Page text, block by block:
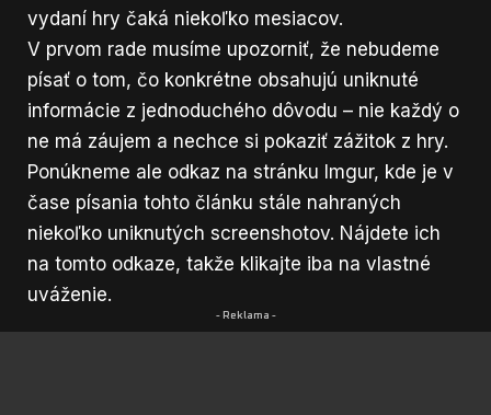
vydaní hry čaká niekoľko mesiacov.
V prvom rade musíme upozorniť, že nebudeme
písať o tom, čo konkrétne obsahujú uniknuté
informácie z jednoduchého dôvodu – nie každý o
ne má záujem a nechce si pokaziť zážitok z hry.
Ponúkneme ale odkaz na stránku Imgur, kde je v
čase písania tohto článku stále nahraných
niekoľko uniknutých screenshotov. Nájdete ich
na tomto odkaze, takže klikajte iba na vlastné
uváženie.
- Reklama -